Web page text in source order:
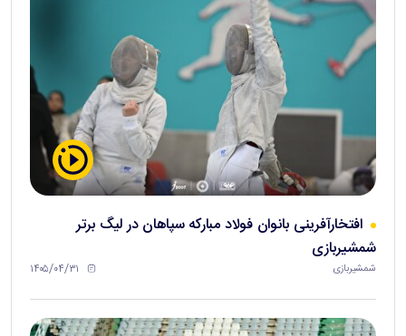
افتخارآفرینی بانوان فولاد مبارکه سپاهان در لیگ برتر
شمشیربازی
شمشیربازی ۱۴۰۵/۰۴/۳۱